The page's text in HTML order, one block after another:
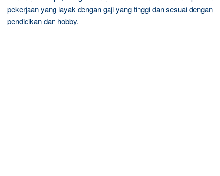
pekerjaan yang layak dengan gaji yang tinggi dan sesuai dengan
pendidikan dan hobby.